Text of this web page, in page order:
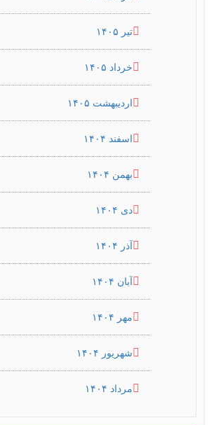
تیر ۱۴۰۵
خرداد ۱۴۰۵
اردیبهشت ۱۴۰۵
اسفند ۱۴۰۴
بهمن ۱۴۰۴
دی ۱۴۰۴
آذر ۱۴۰۴
آبان ۱۴۰۴
مهر ۱۴۰۴
شهریور ۱۴۰۴
مرداد ۱۴۰۴